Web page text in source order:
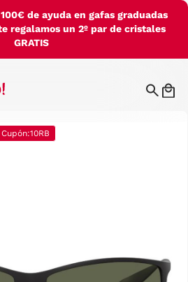
de ayuda en gafas graduadas
regalamos un 2º par de cristales
GRATIS